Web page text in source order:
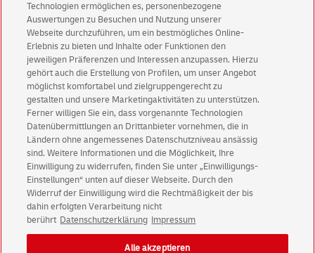
Immer informiert über exklusive Angebote und
Aktionen - jetzt mit Vorteil
Privatkundensichern sich einen5 € Gutschein
für POSTSCAN!
Geschäftskundenerhalten einen5 € Gutschein
für Briefmarke individuell!
Zur Newsletter-Anmeldung
© Sat Aug 08 16:26:40 CEST 2026 Deutsche Post AG
Impressum
Datenschutz
Technologien ermöglichen es, personenbezogene
Auswertungen zu Besuchen und Nutzung unserer
Webseite durchzuführen, um ein bestmögliches Online-
Erlebnis zu bieten und Inhalte oder Funktionen den
jeweiligen Präferenzen und Interessen anzupassen. Hierzu
gehört auch die Erstellung von Profilen, um unser Angebot
möglichst komfortabel und zielgruppengerecht zu
gestalten und unsere Marketingaktivitäten zu unterstützen.
Ferner willigen Sie ein, dass vorgenannte Technologien
Datenübermittlungen an Drittanbieter vornehmen, die in
Ländern ohne angemessenes Datenschutzniveau ansässig
sind. Weitere Informationen und die Möglichkeit, Ihre
Einwilligung zu widerrufen, finden Sie unter „Einwilligungs-
Einstellungen“ unten auf dieser Webseite. Durch den
Widerruf der Einwilligung wird die Rechtmäßigkeit der bis
dahin erfolgten Verarbeitung nicht
berührt Datenschutzerklärung Impressum
Alle akzeptieren